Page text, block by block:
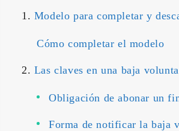
Modelo para completar y
Cómo completar el modelo
Las claves en una baja
Obligación de abonar un
Forma de notificar la baja